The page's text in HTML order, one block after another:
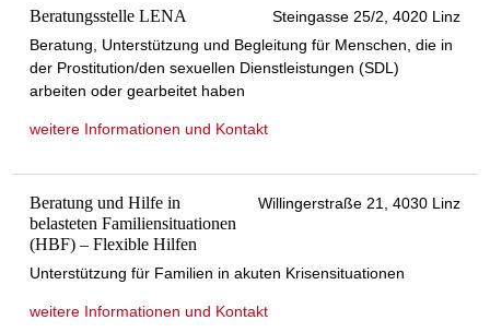
Beratungsstelle LENA
Steingasse 25/2, 4020 Linz
Beratung, Unterstützung und Begleitung für Menschen, die in
der Prostitution/den sexuellen Dienstleistungen (SDL)
arbeiten oder gearbeitet haben
weitere Informationen und Kontakt
Beratung und Hilfe in
belasteten Familiensituationen
(HBF) – Flexible Hilfen
Willingerstraße 21, 4030 Linz
Unterstützung für Familien in akuten Krisensituationen
weitere Informationen und Kontakt